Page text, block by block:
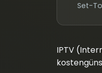
Set-
IPTV